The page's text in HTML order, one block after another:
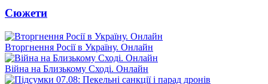
Сюжети
Вторгнення Росії в Україну. Онлайн
Війна на Близькому Сході. Онлайн